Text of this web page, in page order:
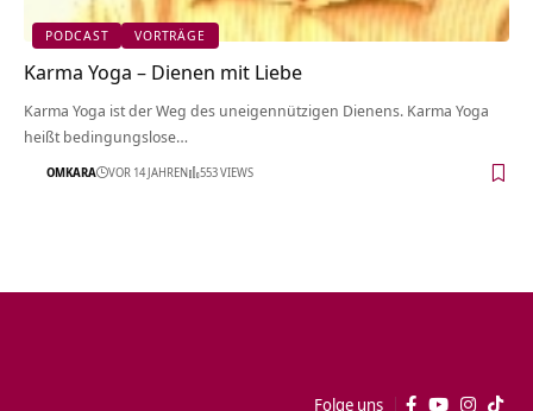
PODCAST VORTRÄGE
Karma Yoga – Dienen mit Liebe
Karma Yoga ist der Weg des uneigennützigen Dienens. Karma Yoga
heißt bedingungslose…
OMKARA VOR 14 JAHREN 553 VIEWS
Folge uns